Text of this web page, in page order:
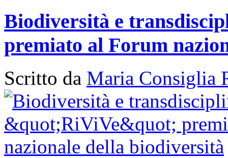
Biodiversità e
premiato al Forum
Scritto da Maria Consiglia